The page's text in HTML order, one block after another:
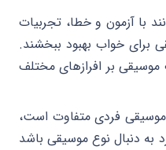
با آزمون و خطا، تجربیات
برای خواب بهبود ببخشند.
موسیقی بر افرازهای مختلف
فردی متفاوت است،
به دنبال نوع موسیقی باشد